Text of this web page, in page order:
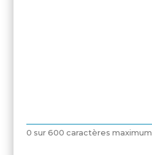
0 sur 600 caractères maximum